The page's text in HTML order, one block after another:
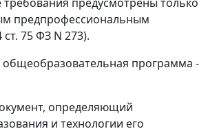
предпрофессиональным
75 ФЗ N 273).
программа -
определяющий
и технологии его